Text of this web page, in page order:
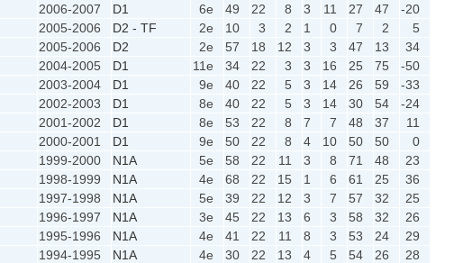
2006-2007 D1 6e 49 22 8 3 11 27 47
-20
2005-2006 D2 - TF 2e 10 3 2 1 0 7 2
5
2005-2006 D2 2e 57 18 12 3 3 47 13
34
2004-2005 D1 11e 34 22 3 3 16 25 75
-50
2003-2004 D1 9e 40 22 5 3 14 26 59
-33
2002-2003 D1 8e 40 22 5 3 14 30 54
-24
2001-2002 D1 8e 53 22 8 7 7 48 37
11
2000-2001 D1 9e 50 22 8 4 10 50 50
0
1999-2000 N1A 5e 58 22 11 3 8 71 48
23
1998-1999 N1A 4e 68 22 15 1 6 61 25
36
1997-1998 N1A 5e 39 22 12 3 7 57 32
25
1996-1997 N1A 3e 45 22 13 6 3 58 32
26
1995-1996 N1A 4e 41 22 11 8 3 53 24
29
1994-1995 N1A 4e 30 22 13 4 5 54 26
28